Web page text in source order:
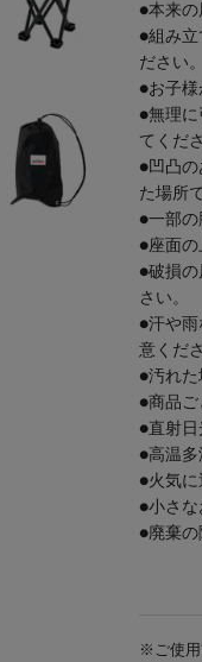
●本来の
●組み
ださい。
●お子様
●無理
てくだ
●凹凸
た場所
●一部
●座面の
●破損
さい。
●汗や
意くだ
●汚れた
●商品ご
●直射日
●高温多
●火気に
●小さな
●廃棄の
※ご使用